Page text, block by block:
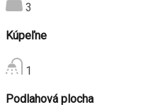
3
Kúpeľne
1
Podlahová plocha